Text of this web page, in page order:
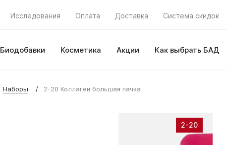
Исследования Оплата Доставка Система скидок
Биодобавки Косметика Акции Как выбрать БАД
Наборы 2-20 Коллаген большая пачка
2-20